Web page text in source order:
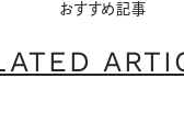
おすすめ記事